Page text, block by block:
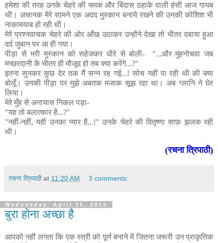
हमेशा की तरह उनके चेहरे की चमक और बिंदास ठहाके वाली हंसी आज गायब
थी। अचानक मेरे सामने एक अदद मुस्कान बनाये रखने की उनकी कोशिश भी
नाकामयाब हो रही थी।
मेरे प्रश्नवाचक चेहरे की ओर आँख उठाकर उन्होंने देखा तो भीतर दबाया हुआ
दर्द जुबान पर आ ही गया।
पीड़ा से भरी मुस्कान को सहेजकर धीरे से बोली- "...और मुंहनोचवा जब
मच्छरदानी के भीतर ही मौजूद हो तब क्या करेंगे...?"
इतना सुनकर कुछ देर तक मैं सन्न रह गई...! सोच नहीं पा रही थी की क्या
बोलूँ। उनकी पीड़ा पर मुझे अबतक मजाक सूझ रहा था। अब ग्लानि ने घेर
लिया।
मेरे मुँह से अनायास निकल पड़ा-
"यह तो बलात्कार है...?"
"नहीं-नहीं, यही उनका प्यार है...!" उनके चेहरे की वितृष्णा साफ़ झलक रही
थी।
(रचना त्रिपाठी)
रचना त्रिपाठी at 11:20 AM 3 comments:
Wednesday, April 15, 2015
बुरा होना अच्छा है
आपको नहीं लगता कि एक स्त्री को पूर्ण बनाने में जितना जरूरी उन प्राकृतिक